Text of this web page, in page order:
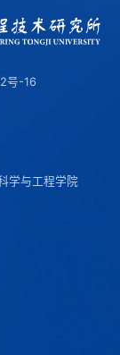
号-16
学与工程学院